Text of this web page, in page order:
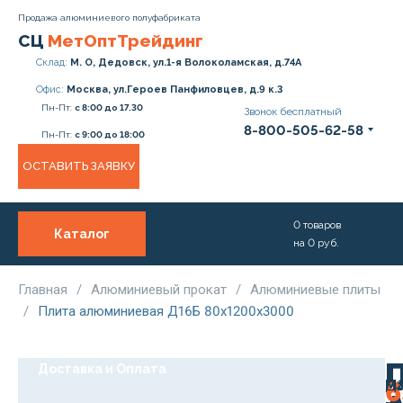
Продажа алюминиевого полуфабриката
СЦ МетОптТрейдинг
Склад: М. О, Дедовск, ул.1-я Волоколамская, д.74А
Офис: Москва, ул.Героев Панфиловцев, д.9 к.3
Пн-Пт: с 8:00 до 17.30
Пн-Пт: с 9:00 до 18:00
Звонок бесплатный
8-800-505-62-58
ОСТАВИТЬ ЗАЯВКУ
Каталог
Доставка и Оплата
0 товаров
на 0 руб.
Главная / Алюминиевый прокат / Алюминиевые плиты
/
Плита алюминиевая Д16Б 80х1200х3000